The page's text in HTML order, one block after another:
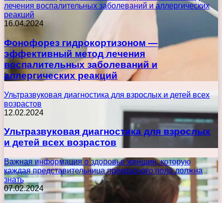
лечения воспалительных заболеваний и аллергических
реакций
16.04.2024
Фонофорез гидрокортизоном —
эффективный метод лечения
воспалительных заболеваний и
аллергических реакций
Ультразвуковая диагностика для взрослых и детей всех
возрастов
12.02.2024
Ультразвуковая диагностика для взрослых
и детей всех возрастов
Важная информация о здоровье женщин, которую
каждая представительница прекрасного пола должна
знать
07.02.2024